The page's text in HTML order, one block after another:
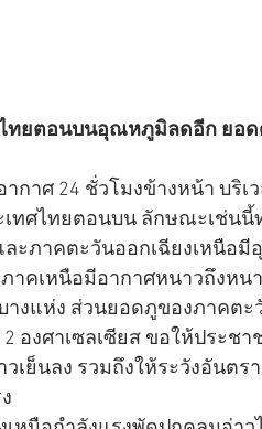
ทยตอนบนอุณหภูมิลดอีก ยอด
กาศ 24 ชั่วโมงข้างหน้า บริ
ทศไทยตอนบน ลักษณะเช่นนี้
ะภาคตะวันออกเฉียงเหนือมี
าคเหนือมีอากาศหนาวถึงห
างแห่ง ส่วนยอดภูของภาคต
องศาเซลเซียส ขอให้ประช
เย็นลง รวมถึงให้ระวังอันต